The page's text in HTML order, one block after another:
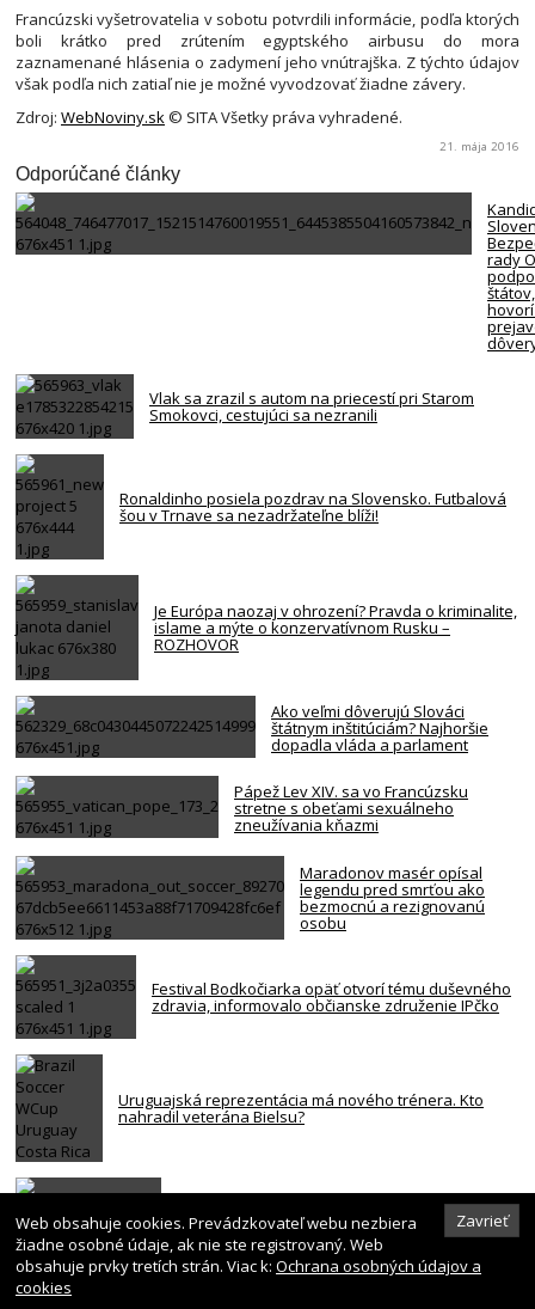
Francúzski vyšetrovatelia v sobotu potvrdili informácie, podľa ktorých
boli krátko pred zrútením egyptského airbusu do mora
zaznamenané hlásenia o zadymení jeho vnútrajška. Z týchto údajov
však podľa nich zatiaľ nie je možné vyvodzovať žiadne závery.
Zdroj: WebNoviny.sk © SITA Všetky práva vyhradené.
21. mája 2016
Odporúčané články
rady
Vlak sa zrazil s autom na priecestí pri Starom
Smokovci, cestujúci sa nezranili
Ronaldinho posiela pozdrav na Slovensko. Futbalová
šou v Trnave sa nezadržateľne blíži!
Je Európa naozaj v ohrození? Pravda o kriminalite,
islame a mýte o konzervatívnom Rusku –
ROZHOVOR
Ako veľmi dôverujú Slováci
štátnym inštitúciám? Najhoršie
dopadla vláda a parlament
Pápež Lev XIV. sa vo Francúzsku
stretne s obeťami sexuálneho
zneužívania kňazmi
Maradonov masér opísal
legendu pred smrťou ako
bezmocnú a rezignovanú
osobu
Festival Bodkočiarka opäť otvorí tému duševného
zdravia, informovalo občianske združenie IPčko
Uruguajská reprezentácia má nového trénera. Kto
nahradil veterána Bielsu?
Uganda oplakáva futbalistu, ktorého zabili pri
lúpežnom útoku – VIDEO Zavrieť
Web obsahuje cookies. Prevádzkovateľ webu nezbiera
žiadne osobné údaje, ak nie ste registrovaný. Web
obsahuje prvky tretích strán. Viac k: Ochrana osobných údajov a
cookies